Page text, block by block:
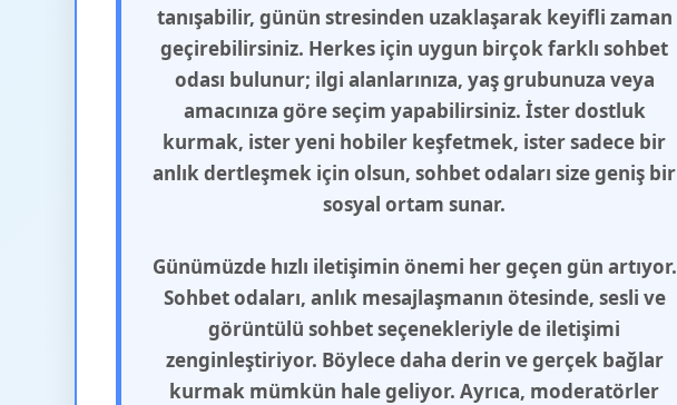
tanışabilir, günün stresinden uzaklaşarak keyifli zaman
geçirebilirsiniz. Herkes için uygun birçok farklı sohbet
odası bulunur; ilgi alanlarınıza, yaş grubunuza veya
amacınıza göre seçim yapabilirsiniz. İster dostluk
kurmak, ister yeni hobiler keşfetmek, ister sadece bir
anlık dertleşmek için olsun, sohbet odaları size geniş bir
sosyal ortam sunar.
Günümüzde hızlı iletişimin önemi her geçen gün artıyor.
Sohbet odaları, anlık mesajlaşmanın ötesinde, sesli ve
görüntülü sohbet seçenekleriyle de iletişimi
zenginleştiriyor. Böylece daha derin ve gerçek bağlar
kurmak mümkün hale geliyor. Ayrıca, moderatörler